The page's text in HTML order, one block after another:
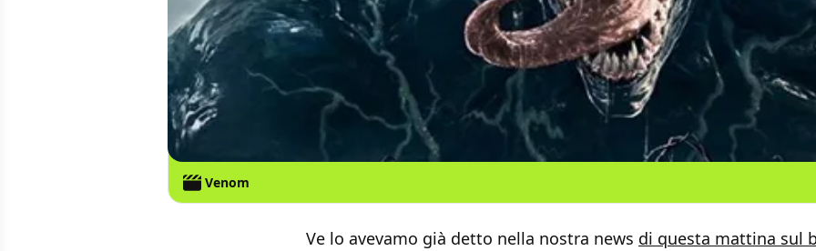
Venom
Ve lo avevamo già detto nella nostra news di questa mattina sul